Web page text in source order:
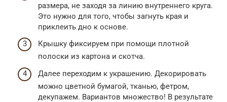
размера, не заходя за линию внутреннего круга.
Это нужно для того, чтобы загнуть края и
приклеить дно к основе.
Крышку фиксируем при помощи плотной
полоски из картона и скотча.
Далее переходим к украшению. Декорировать
можно цветной бумагой, тканью, фетром,
декупажем. Вариантов множество! В результате